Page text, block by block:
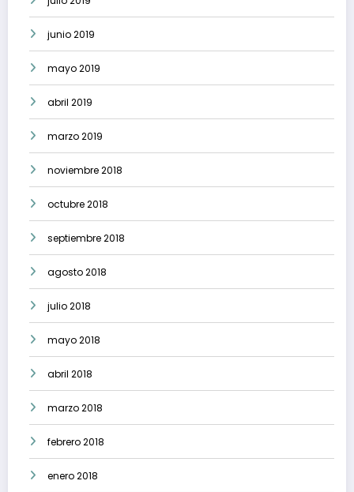
junio 2019
mayo 2019
abril 2019
marzo 2019
noviembre 2018
octubre 2018
septiembre 2018
agosto 2018
julio 2018
mayo 2018
abril 2018
marzo 2018
febrero 2018
enero 2018